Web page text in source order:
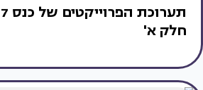
חלק א'